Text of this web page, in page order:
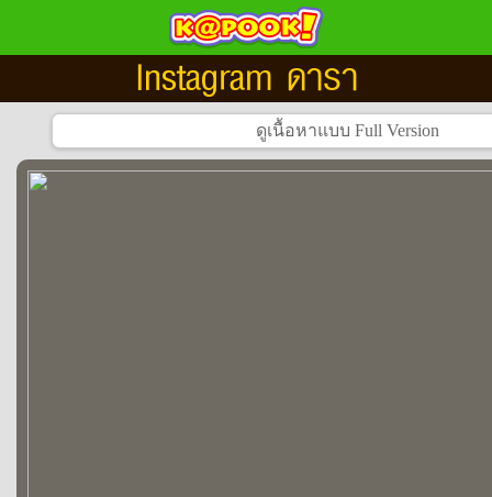
Instagram ดารา